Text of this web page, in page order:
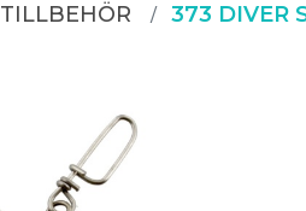
TILLBEHÖR 373 DIVER